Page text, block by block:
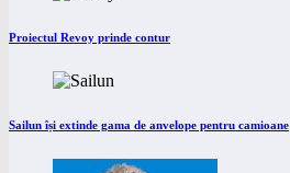
Proiectul Revoy prinde contur
Sailun își extinde gama de anvelope pentru camioane